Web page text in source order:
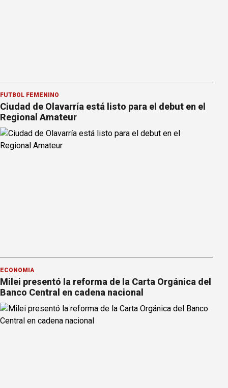
FÚTBOL FEMENINO
Ciudad de Olavarría está listo para el debut en el
Regional Amateur
ECONOMÍA
Milei presentó la reforma de la Carta Orgánica del
Banco Central en cadena nacional